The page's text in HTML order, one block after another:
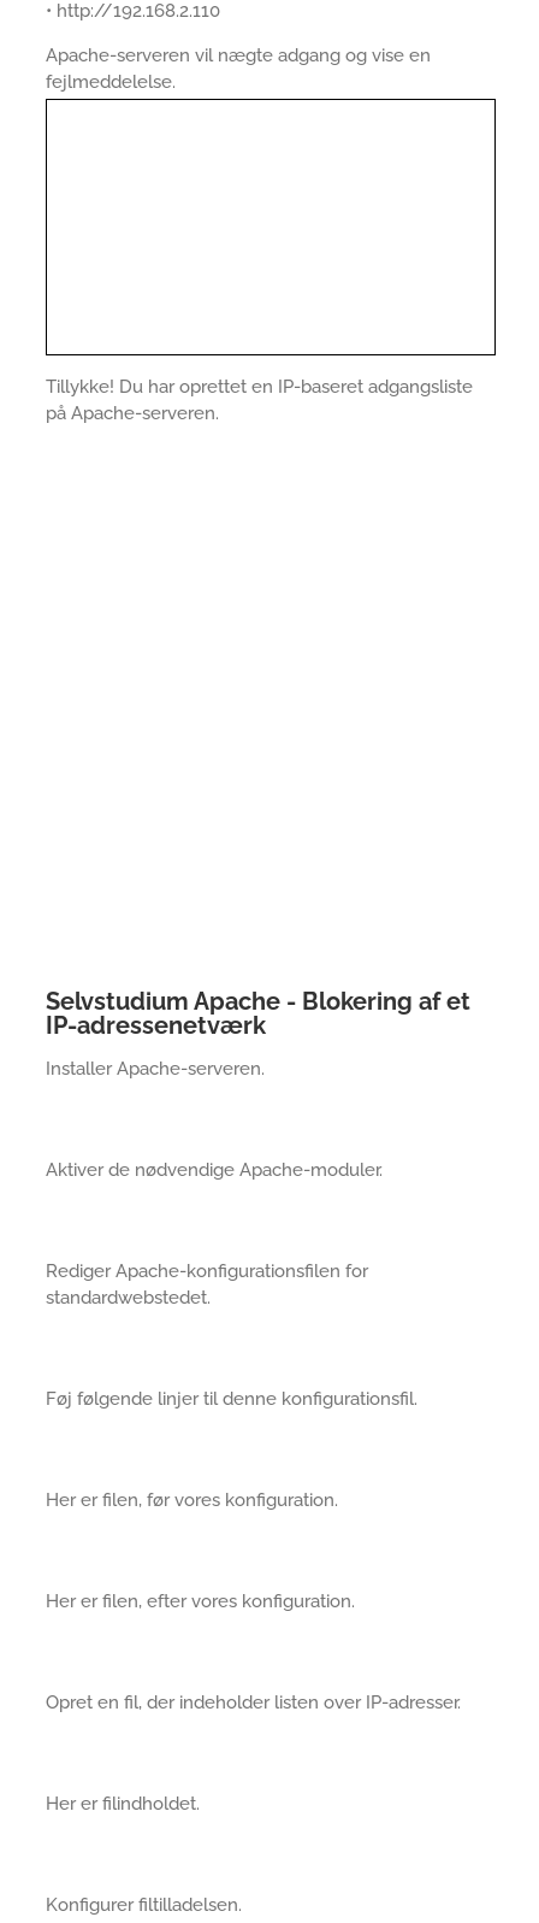
• http://192.168.2.110
Apache-serveren vil nægte adgang og vise en
fejlmeddelelse.
Tillykke! Du har oprettet en IP-baseret adgangsliste
på Apache-serveren.
Selvstudium Apache - Blokering af et
IP-adressenetværk
Installer Apache-serveren.
Aktiver de nødvendige Apache-moduler.
Rediger Apache-konfigurationsfilen for
standardwebstedet.
Føj følgende linjer til denne konfigurationsfil.
Her er filen, før vores konfiguration.
Her er filen, efter vores konfiguration.
Opret en fil, der indeholder listen over IP-adresser.
Her er filindholdet.
Konfigurer filtilladelsen.